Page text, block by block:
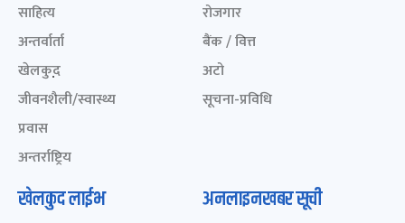
साहित्य
अन्तर्वार्ता
खेलकुद़़
जीवनशैली/स्वास्थ्य
प्रवास
अन्तर्राष्ट्रिय
रोजगार
बैंक / वित्त
अटो
सूचना-प्रविधि
खेलकुद लाईभ अनलाइनखबर सूची